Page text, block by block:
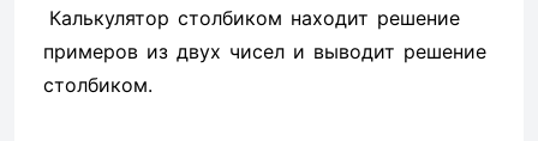
Калькулятор столбиком находит решение
примеров из двух чисел и выводит решение
столбиком.